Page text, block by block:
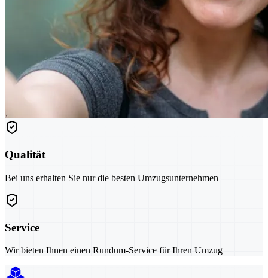
Qualität
Bei uns erhalten Sie nur die besten Umzugsunternehmen
Service
Wir bieten Ihnen einen Rundum-Service für Ihren Umzug